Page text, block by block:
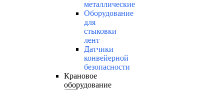
металлические
Оборудование
для
стыковки
лент
Датчики
конвейерной
безопасности
Крановое
оборудование